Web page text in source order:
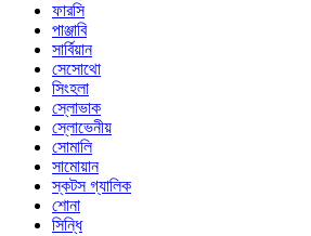
ফারসি
পাঞ্জাবি
সার্বিয়ান
সেসোথো
সিংহলা
স্লোভাক
স্লোভেনীয়
সোমালি
সামোয়ান
স্কটস গ্যালিক
শোনা
সিন্ধি